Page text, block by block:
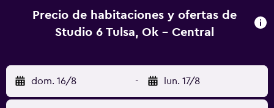
incluyen escritorio y teléfono. Se ofrece servicio de
limpieza todos los días y es posible solicitar tabla de
Precio de habitaciones y ofertas de
Studio 6 Tulsa, Ok - Central
dom. 16/8 - lun. 17/8